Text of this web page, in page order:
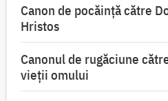
Canon de pocăință către
Hristos
Canonul de rugăciune
vieții omului